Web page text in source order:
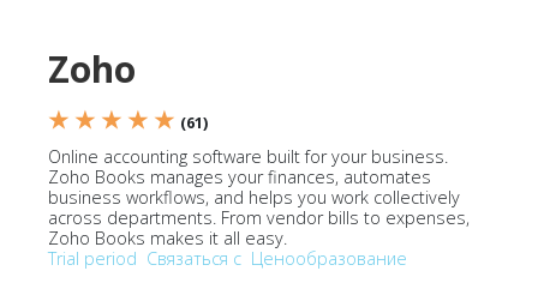
Zoho
★ ★ ★ ★ ★ (61)
Online accounting software built for your business.
Zoho Books manages your finances, automates
business workflows, and helps you work collectively
across departments. From vendor bills to expenses,
Zoho Books makes it all easy.
Trial period Связаться с Ценообразование